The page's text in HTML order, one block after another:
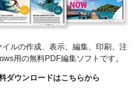
ルの作成、表示、編集、印刷、注
用の無料PDF編集ソフトです。
ダウンロードはこちらから